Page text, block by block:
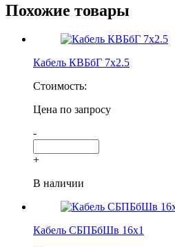
Похожие товары
Кабель КВБбГ 7х2.5
Стоимость:
Цена по запросу
-
+
В наличии
Кабель СБПБбШв 16х1